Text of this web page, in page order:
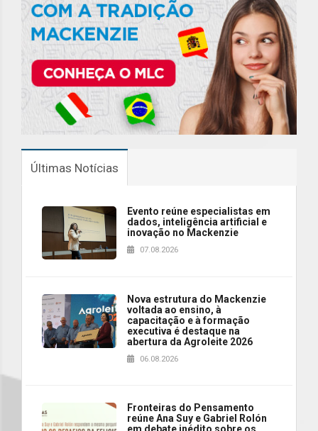
Últimas Notícias
Evento reúne especialistas em
dados, inteligência artificial e
inovação no Mackenzie
07.08.2026
Nova estrutura do Mackenzie
voltada ao ensino, à
capacitação e à formação
executiva é destaque na
abertura da Agroleite 2026
06.08.2026
Fronteiras do Pensamento
reúne Ana Suy e Gabriel Rolón